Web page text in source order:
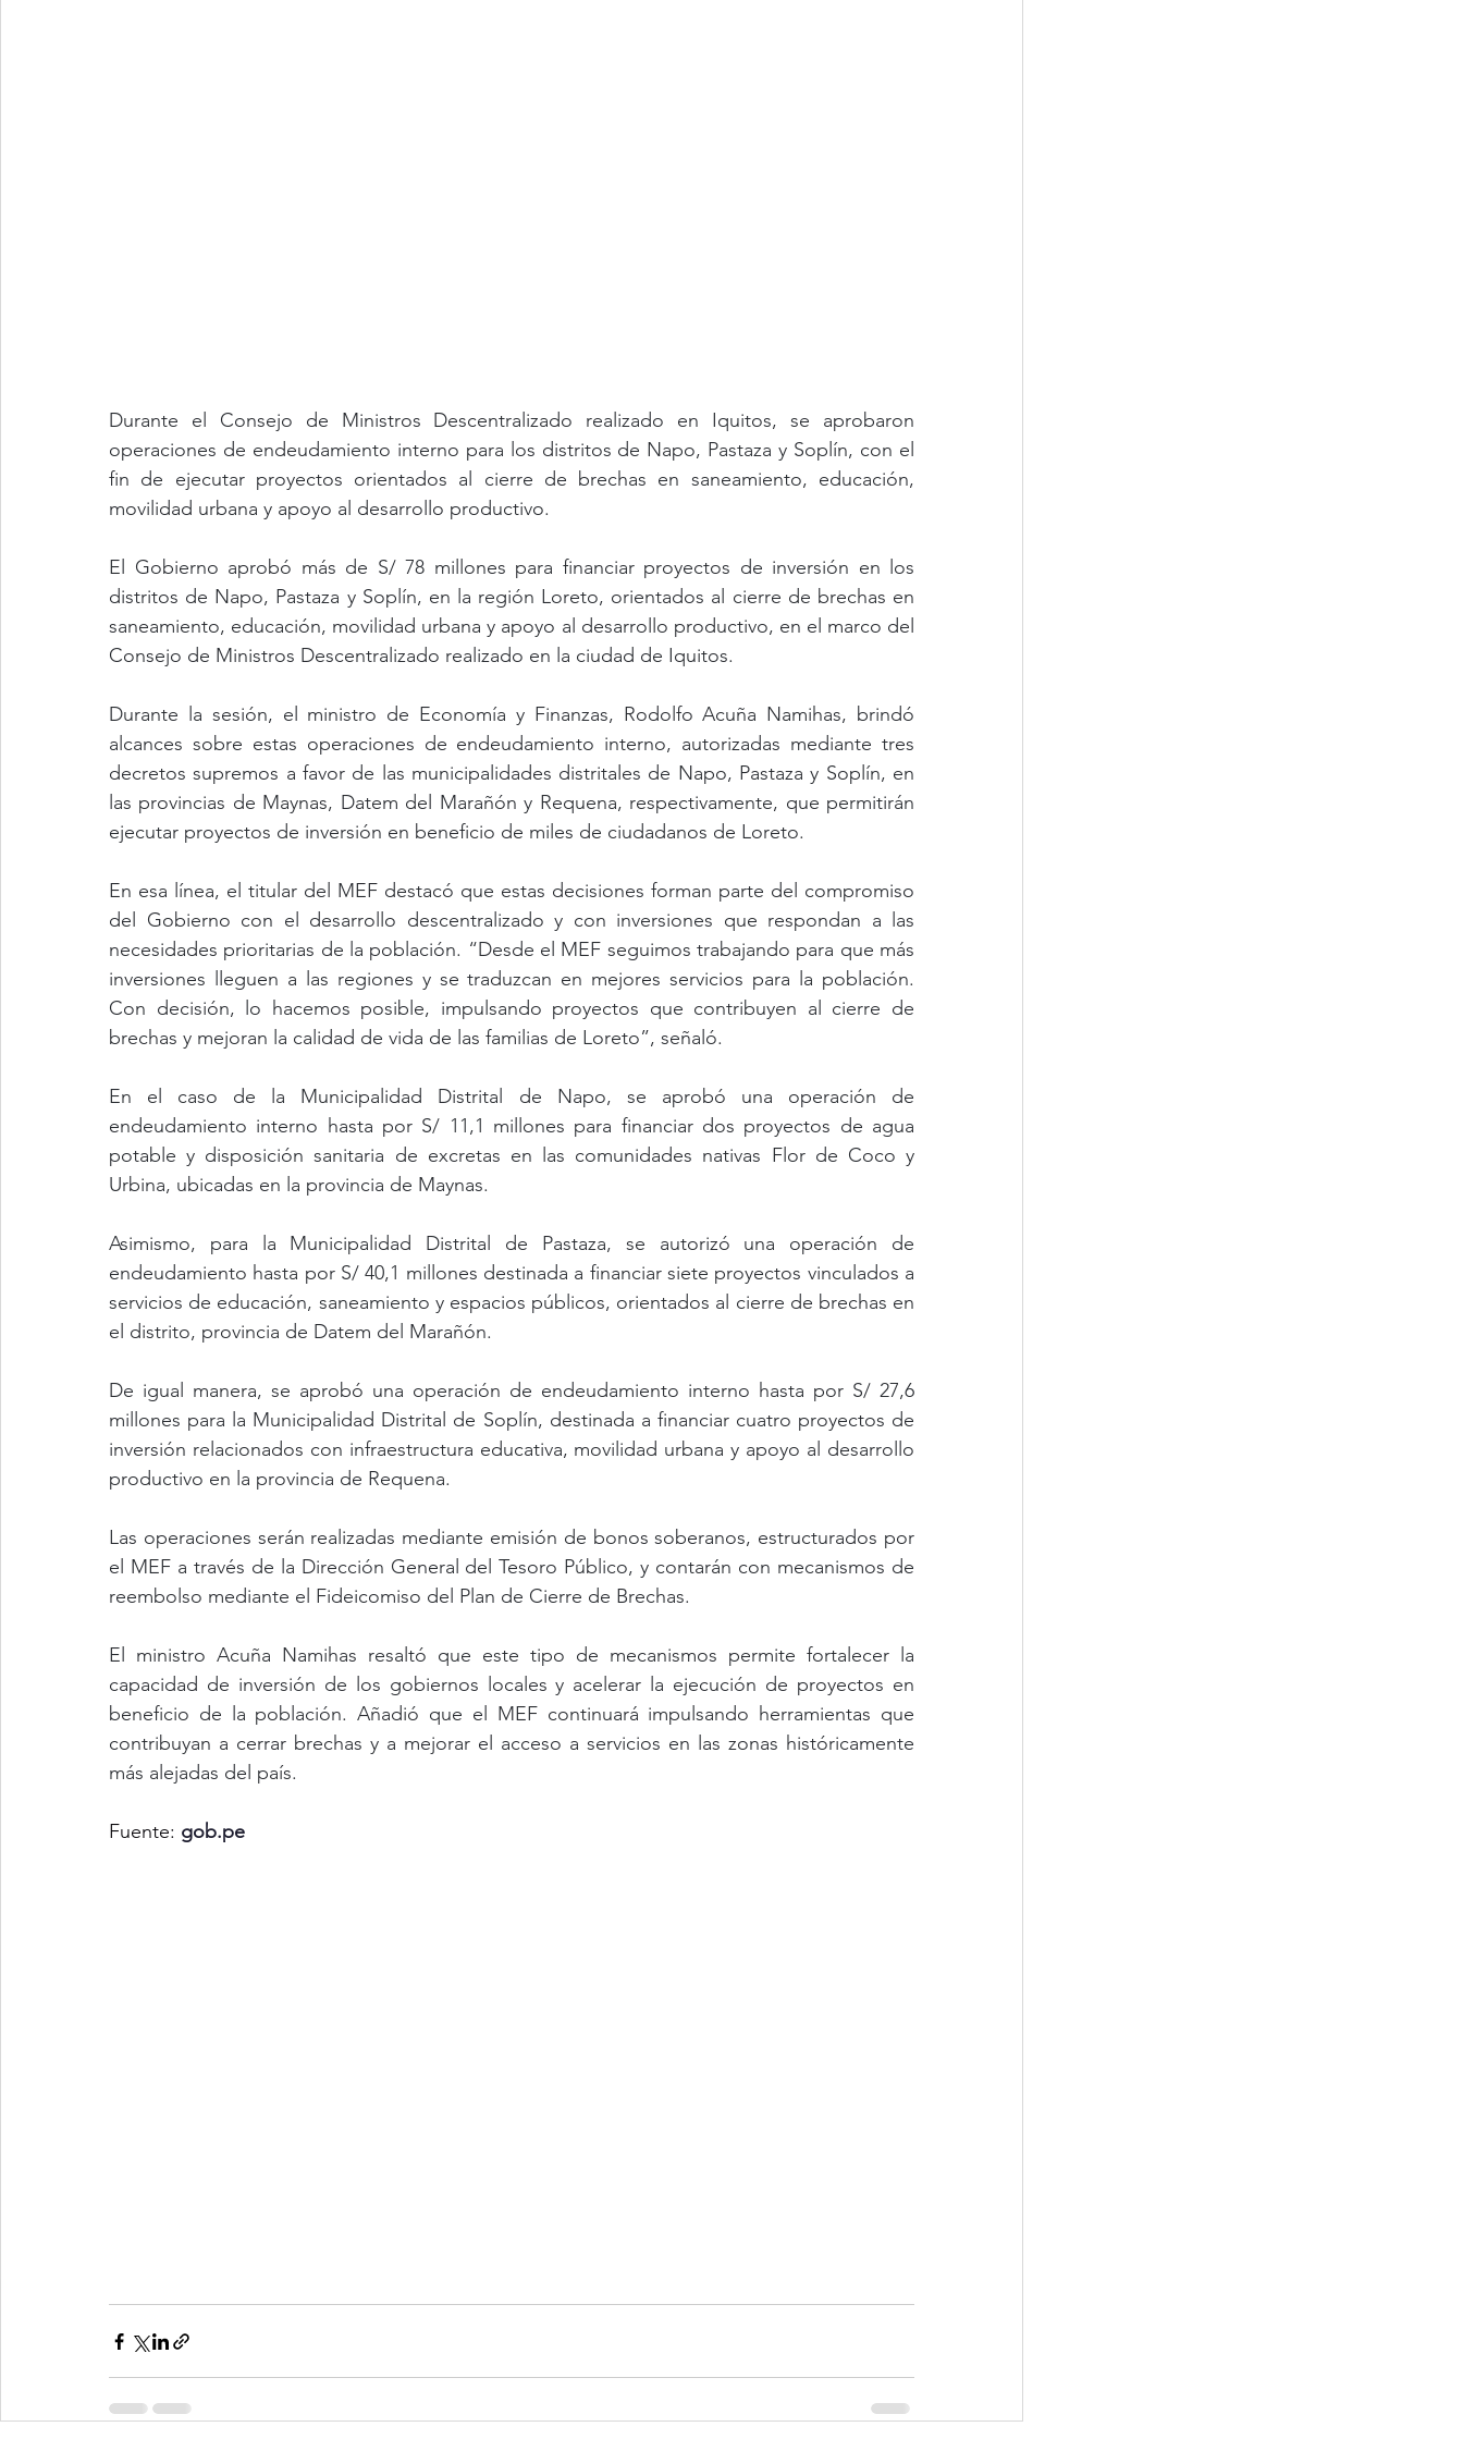
Durante el Consejo de Ministros Descentralizado realizado en Iquitos, se aprobaron
operaciones de endeudamiento interno para los distritos de Napo, Pastaza y Soplín, con el
fin de ejecutar proyectos orientados al cierre de brechas en saneamiento, educación,
movilidad urbana y apoyo al desarrollo productivo.
El Gobierno aprobó más de S/ 78 millones para financiar proyectos de inversión en los
distritos de Napo, Pastaza y Soplín, en la región Loreto, orientados al cierre de brechas en
saneamiento, educación, movilidad urbana y apoyo al desarrollo productivo, en el marco del
Consejo de Ministros Descentralizado realizado en la ciudad de Iquitos.
Durante la sesión, el ministro de Economía y Finanzas, Rodolfo Acuña Namihas, brindó
alcances sobre estas operaciones de endeudamiento interno, autorizadas mediante tres
decretos supremos a favor de las municipalidades distritales de Napo, Pastaza y Soplín, en
las provincias de Maynas, Datem del Marañón y Requena, respectivamente, que permitirán
ejecutar proyectos de inversión en beneficio de miles de ciudadanos de Loreto.
En esa línea, el titular del MEF destacó que estas decisiones forman parte del compromiso
del Gobierno con el desarrollo descentralizado y con inversiones que respondan a las
necesidades prioritarias de la población. “Desde el MEF seguimos trabajando para que más
inversiones lleguen a las regiones y se traduzcan en mejores servicios para la población.
Con decisión, lo hacemos posible, impulsando proyectos que contribuyen al cierre de
brechas y mejoran la calidad de vida de las familias de Loreto”, señaló.
En el caso de la Municipalidad Distrital de Napo, se aprobó una operación de
endeudamiento interno hasta por S/ 11,1 millones para financiar dos proyectos de agua
potable y disposición sanitaria de excretas en las comunidades nativas Flor de Coco y
Urbina, ubicadas en la provincia de Maynas.
Asimismo, para la Municipalidad Distrital de Pastaza, se autorizó una operación de
endeudamiento hasta por S/ 40,1 millones destinada a financiar siete proyectos vinculados a
servicios de educación, saneamiento y espacios públicos, orientados al cierre de brechas en
el distrito, provincia de Datem del Marañón.
De igual manera, se aprobó una operación de endeudamiento interno hasta por S/ 27,6
millones para la Municipalidad Distrital de Soplín, destinada a financiar cuatro proyectos de
inversión relacionados con infraestructura educativa, movilidad urbana y apoyo al desarrollo
productivo en la provincia de Requena.
Las operaciones serán realizadas mediante emisión de bonos soberanos, estructurados por
el MEF a través de la Dirección General del Tesoro Público, y contarán con mecanismos de
reembolso mediante el Fideicomiso del Plan de Cierre de Brechas.
El ministro Acuña Namihas resaltó que este tipo de mecanismos permite fortalecer la
capacidad de inversión de los gobiernos locales y acelerar la ejecución de proyectos en
beneficio de la población. Añadió que el MEF continuará impulsando herramientas que
contribuyan a cerrar brechas y a mejorar el acceso a servicios en las zonas históricamente
más alejadas del país.
Fuente: gob.pe